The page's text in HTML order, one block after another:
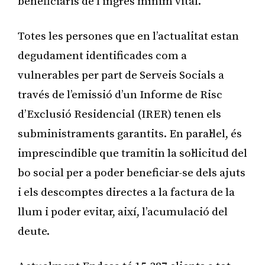
Totes les persones que en l’actualitat estan
degudament identificades com a
vulnerables per part de Serveis Socials a
través de l’emissió d’un Informe de Risc
d’Exclusió Residencial (IRER) tenen els
subministraments garantits. En paral·lel, és
imprescindible que tramitin la sol·licitud del
bo social per a poder beneficiar-se dels ajuts
i els descomptes directes a la factura de la
llum i poder evitar, així, l’acumulació del
deute.